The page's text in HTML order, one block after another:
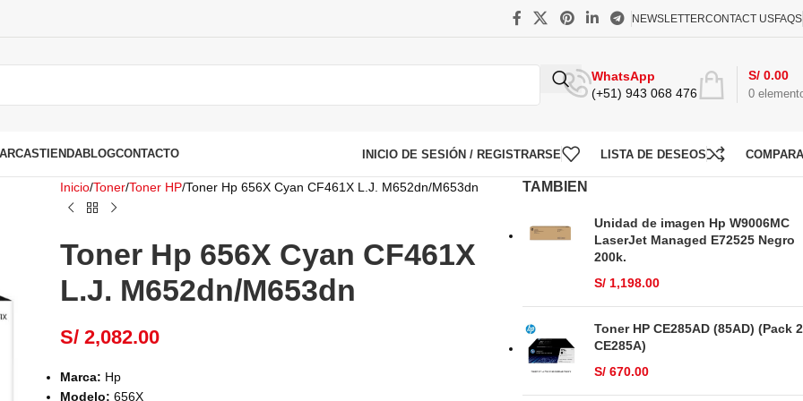
NEWSLETTERCONTACT USFAQS
WhatsApp
(+51) 943 068 476
0
S/ 0.00
TIENDABLOGCONTACTO INICIO DE SESIÓN / REGISTRARSE LISTA DE DESEOS
Inicio Toner Toner HP Toner Hp 656X Cyan CF461X L.J. M652dn/M653dn
Toner Hp 656X Cyan CF461X
L.J. M652dn/M653dn
S/ 2,082.00
Marca: Hp
Modelo: 656X
TAMBIEN
Unidad de imagen Hp W9006MC
LaserJet Managed E72525 Negro
200k.
S/1,198.00
Toner HP CE285AD (85AD) (Pack 2
CE285A)
S/670.00